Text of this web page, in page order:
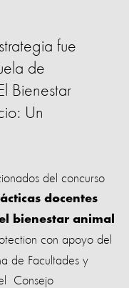
fue
de
Bienestar
Un
del concurso
docentes
bienestar animal
con apoyo del
de Facultades y
Consejo